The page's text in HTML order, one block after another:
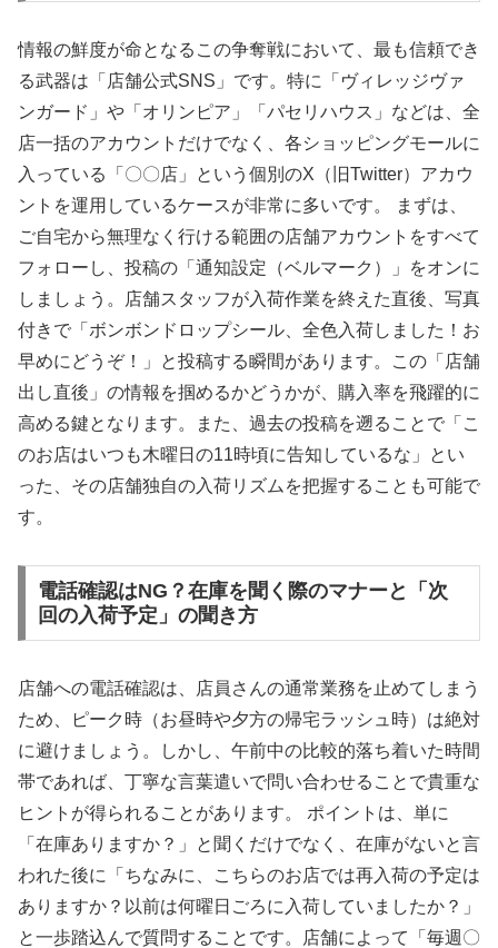
情報の鮮度が命となるこの争奪戦において、最も信頼でき
る武器は「店舗公式SNS」です。特に「ヴィレッジヴァ
ンガード」や「オリンピア」「パセリハウス」などは、全
店一括のアカウントだけでなく、各ショッピングモールに
入っている「〇〇店」という個別のX（旧Twitter）アカウ
ントを運用しているケースが非常に多いです。 まずは、
ご自宅から無理なく行ける範囲の店舗アカウントをすべて
フォローし、投稿の「通知設定（ベルマーク）」をオンに
しましょう。店舗スタッフが入荷作業を終えた直後、写真
付きで「ボンボンドロップシール、全色入荷しました！お
早めにどうぞ！」と投稿する瞬間があります。この「店舗
出し直後」の情報を掴めるかどうかが、購入率を飛躍的に
高める鍵となります。また、過去の投稿を遡ることで「こ
のお店はいつも木曜日の11時頃に告知しているな」とい
った、その店舗独自の入荷リズムを把握することも可能で
す。
電話確認はNG？在庫を聞く際のマナーと「次
回の入荷予定」の聞き方
店舗への電話確認は、店員さんの通常業務を止めてしまう
ため、ピーク時（お昼時や夕方の帰宅ラッシュ時）は絶対
に避けましょう。しかし、午前中の比較的落ち着いた時間
帯であれば、丁寧な言葉遣いで問い合わせることで貴重な
ヒントが得られることがあります。 ポイントは、単に
「在庫ありますか？」と聞くだけでなく、在庫がないと言
われた後に「ちなみに、こちらのお店では再入荷の予定は
ありますか？以前は何曜日ごろに入荷していましたか？」
と一歩踏込んで質問することです。店舗によって「毎週〇